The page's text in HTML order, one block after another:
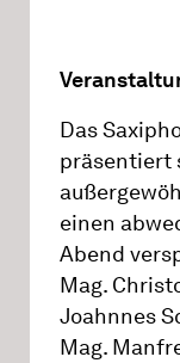
Das
präsentiert
einen
Abend
Mag.
Joahnnes
Mag.